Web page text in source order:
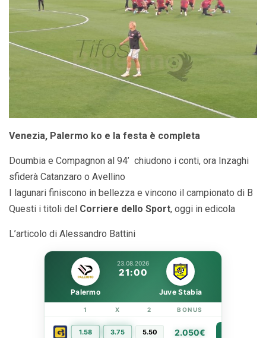
Venezia, Palermo ko e la festa è completa
Doumbia e Compagnon al 94’ chiudono i conti, ora Inzaghi
sfiderà Catanzaro o Avellino
I lagunari finiscono in bellezza e vincono il campionato di B
Questi i titoli del Corriere dello Sport, oggi in edicola
L’articolo di Alessandro Battini
23.08.2026
21:00
Palermo Juve Stabia
1 X 2 BONUS
1.58 3.75 5.50 2.050€